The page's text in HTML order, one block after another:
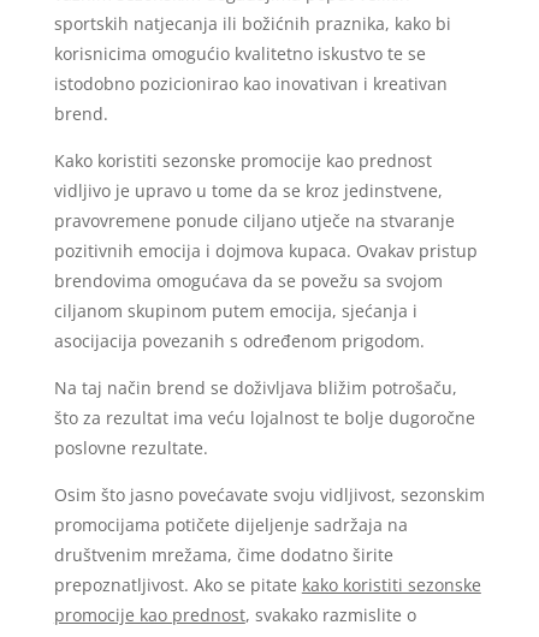
sportskih natjecanja ili božićnih praznika, kako bi
korisnicima omogućio kvalitetno iskustvo te se
istodobno pozicionirao kao inovativan i kreativan
brend.
Kako koristiti sezonske promocije kao prednost
vidljivo je upravo u tome da se kroz jedinstvene,
pravovremene ponude ciljano utječe na stvaranje
pozitivnih emocija i dojmova kupaca. Ovakav pristup
brendovima omogućava da se povežu sa svojom
ciljanom skupinom putem emocija, sjećanja i
asocijacija povezanih s određenom prigodom.
Na taj način brend se doživljava bližim potrošaču,
što za rezultat ima veću lojalnost te bolje dugoročne
poslovne rezultate.
Osim što jasno povećavate svoju vidljivost, sezonskim
promocijama potičete dijeljenje sadržaja na
društvenim mrežama, čime dodatno širite
prepoznatljivost. Ako se pitate kako koristiti sezonske
promocije kao prednost, svakako razmislite o